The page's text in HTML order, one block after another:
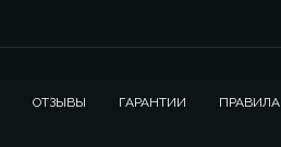
ОТЗЫВЫ ГАРАНТИИ ПРАВИЛА